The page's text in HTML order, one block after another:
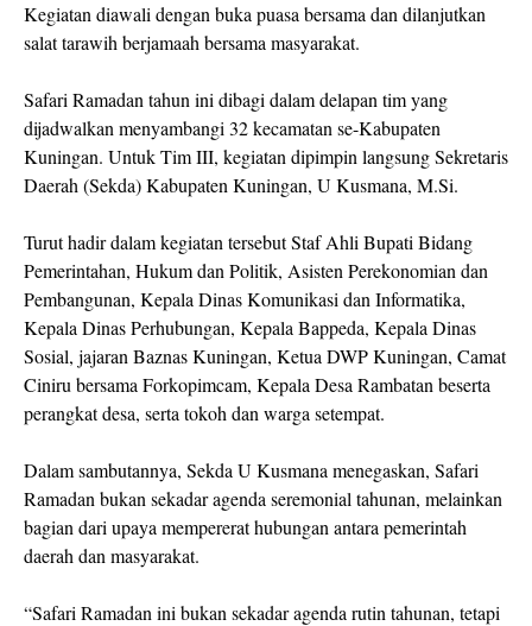
Kegiatan diawali dengan buka puasa bersama dan dilanjutkan
salat tarawih berjamaah bersama masyarakat.
Safari Ramadan tahun ini dibagi dalam delapan tim yang
dijadwalkan menyambangi 32 kecamatan se-Kabupaten
Kuningan. Untuk Tim III, kegiatan dipimpin langsung Sekretaris
Daerah (Sekda) Kabupaten Kuningan, U Kusmana, M.Si.
Turut hadir dalam kegiatan tersebut Staf Ahli Bupati Bidang
Pemerintahan, Hukum dan Politik, Asisten Perekonomian dan
Pembangunan, Kepala Dinas Komunikasi dan Informatika,
Kepala Dinas Perhubungan, Kepala Bappeda, Kepala Dinas
Sosial, jajaran Baznas Kuningan, Ketua DWP Kuningan, Camat
Ciniru bersama Forkopimcam, Kepala Desa Rambatan beserta
perangkat desa, serta tokoh dan warga setempat.
Dalam sambutannya, Sekda U Kusmana menegaskan, Safari
Ramadan bukan sekadar agenda seremonial tahunan, melainkan
bagian dari upaya mempererat hubungan antara pemerintah
daerah dan masyarakat.
“Safari Ramadan ini bukan sekadar agenda rutin tahunan, tetapi